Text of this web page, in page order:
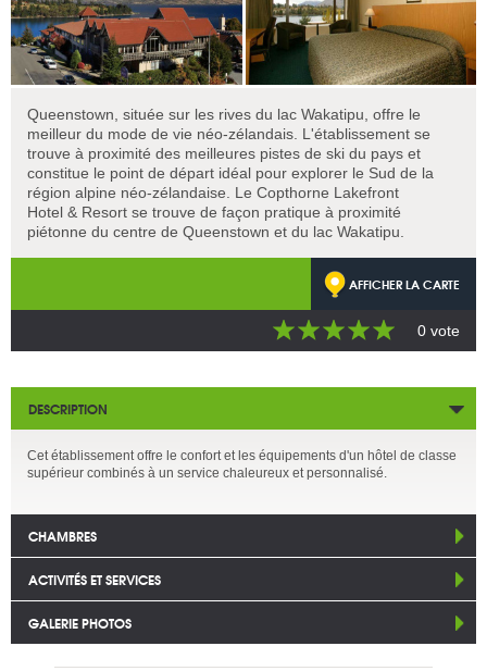
Queenstown, située sur les rives du lac Wakatipu, offre le
meilleur du mode de vie néo-zélandais. L'établissement se
trouve à proximité des meilleures pistes de ski du pays et
constitue le point de départ idéal pour explorer le Sud de la
région alpine néo-zélandaise. Le Copthorne Lakefront
Hotel & Resort se trouve de façon pratique à proximité
piétonne du centre de Queenstown et du lac Wakatipu.
AFFICHER LA CARTE
0 vote
DESCRIPTION
Cet établissement offre le confort et les équipements d'un hôtel de classe
supérieur combinés à un service chaleureux et personnalisé.
CHAMBRES
ACTIVITÉS ET SERVICES
GALERIE PHOTOS